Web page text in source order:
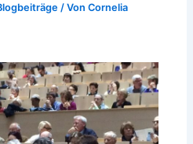
/ VonCornelia